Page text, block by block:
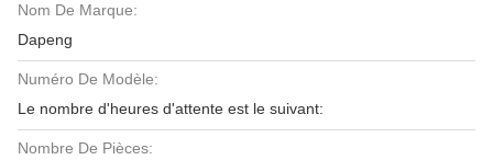
Nom De Marque:
Dapeng
Numéro De Modèle:
Le nombre d'heures d'attente est le suivant:
Nombre De Pièces: